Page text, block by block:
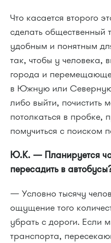
Что касается второго
сделать общественный
удобным и понятным
так, чтобы у человека,
города и
в Южную или
либо выйти, почистить
потолкаться в пробке,
помучиться с поиском
Ю.К. — Планируется
пересадить в
— Условно тысячу
ощущение того
убрать с дороги. Если
транспорта,